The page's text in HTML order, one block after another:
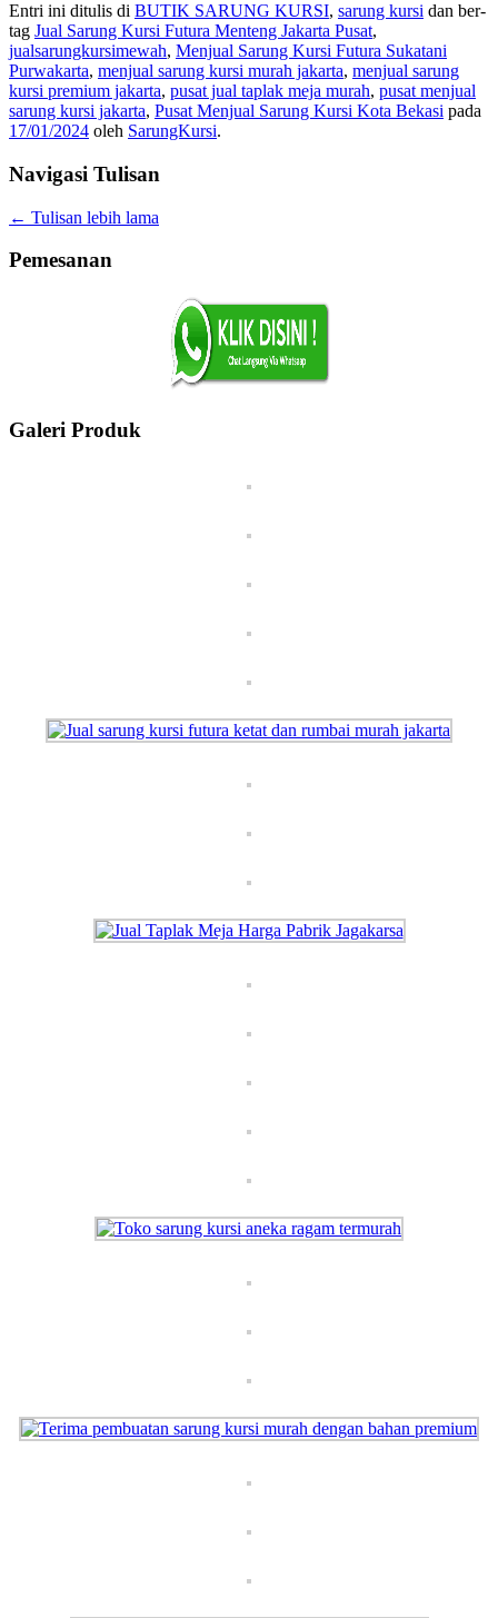
Entri ini ditulis di BUTIK SARUNG KURSI, sarung kursi dan ber-
tag Jual Sarung Kursi Futura Menteng Jakarta Pusat,
jualsarungkursimewah, Menjual Sarung Kursi Futura Sukatani
Purwakarta, menjual sarung kursi murah jakarta, menjual sarung
kursi premium jakarta, pusat jual taplak meja murah, pusat menjual
sarung kursi jakarta, Pusat Menjual Sarung Kursi Kota Bekasi pada
17/01/2024 oleh SarungKursi.
Navigasi Tulisan
← Tulisan lebih lama
Pemesanan
Galeri Produk